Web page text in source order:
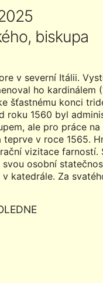
biskupa
v severní Itálii.
ho kardinálem
šťastnému konci
roku 1560 byl
ale pro práce na
v roce 1565.
vizitace farností.
osobní
katedrále. Za